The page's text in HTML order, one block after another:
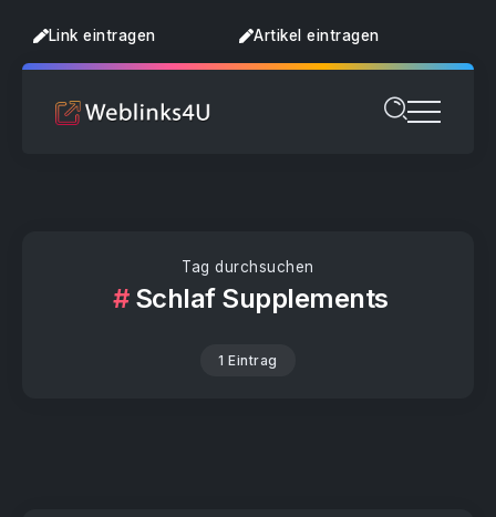
Link eintragen Artikel eintragen
Tag durchsuchen
Schlaf Supplements
1 Eintrag